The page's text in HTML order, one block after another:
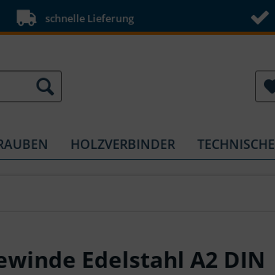
schnelle Lieferung
HOLZVERBINDER
Edelstahl A2 DIN